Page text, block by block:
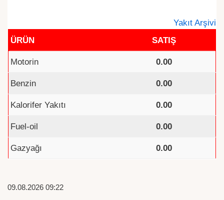
Yakıt Arşivi
ÜRÜN
SATIŞ
Motorin 0.00
Benzin 0.00
Kalorifer Yakıtı 0.00
Fuel-oil 0.00
Gazyağı 0.00
09.08.2026 09:22